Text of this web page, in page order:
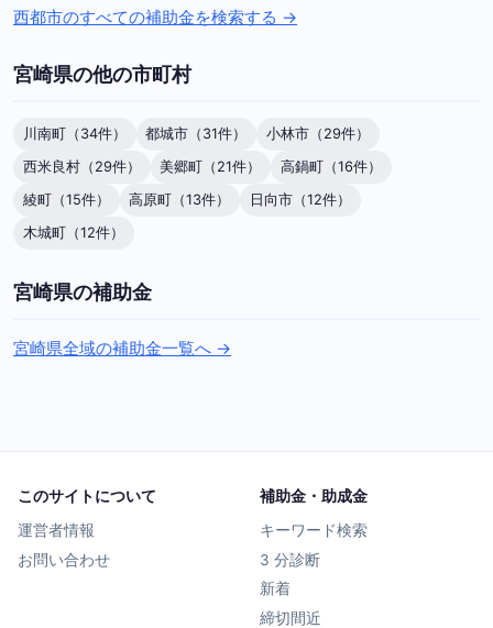
西都市のすべての補助金を検索する →
宮崎県の他の市町村
川南町（34件） 都城市（31件）
小林市（29件）
西米良村（29件）
美郷町（21件）
高鍋町（16件）
綾町（15件）
高原町（13件）
日向市（12件）
木城町（12件）
宮崎県の補助金
宮崎県全域の補助金一覧へ →
このサイトについて
運営者情報
お問い合わせ
補助金・助成金
キーワード検索
3 分診断
新着
締切間近